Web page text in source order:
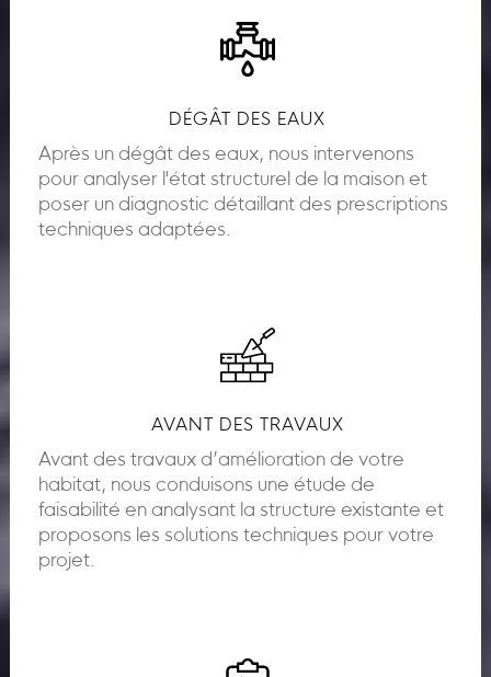
DÉGÂT DES EAUX
Après un dégât des eaux, nous intervenons
pour analyser l'état structurel de la maison et
poser un diagnostic détaillant des prescriptions
techniques adaptées.
AVANT DES TRAVAUX
Avant des travaux d’amélioration de votre
habitat, nous conduisons une étude de
faisabilité en analysant la structure existante et
proposons les solutions techniques pour votre
projet.